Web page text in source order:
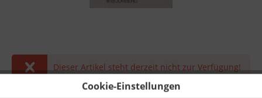
Cookie-Einstellungen
Dieser Artikel steht derzeit nicht zur Verfügung!